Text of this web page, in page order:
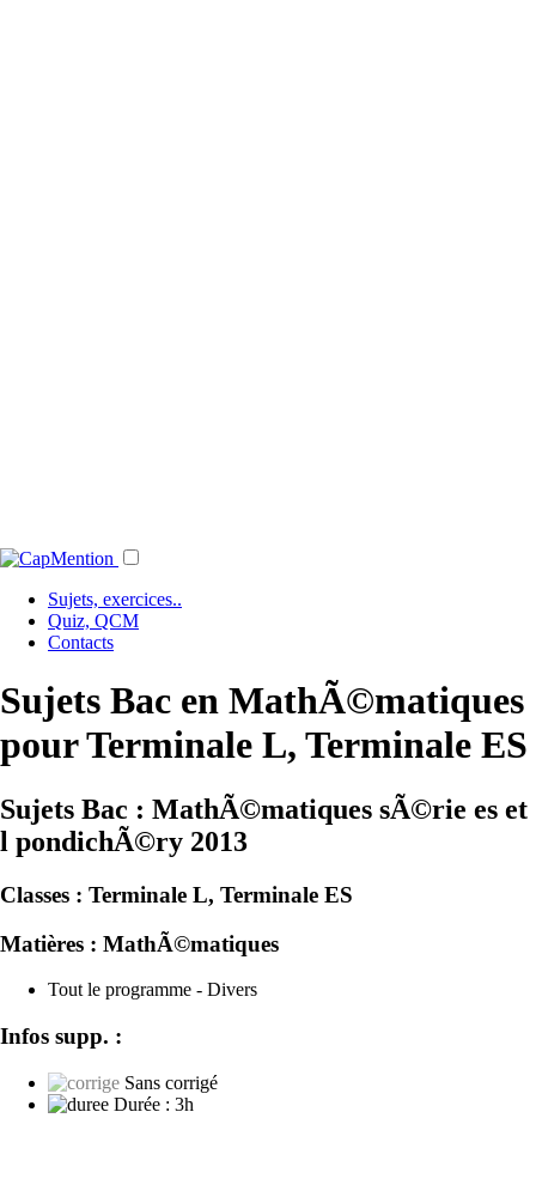
Sujets, exercices..
Quiz, QCM
Contacts
Sujets Bac en MathÃ©matiques
pour Terminale L, Terminale ES
Sujets Bac : MathÃ©matiques sÃ©rie es et
l pondichÃ©ry 2013
Classes : Terminale L, Terminale ES
Matières : MathÃ©matiques
Tout le programme - Divers
Infos supp. :
Sans corrigé
Durée : 3h